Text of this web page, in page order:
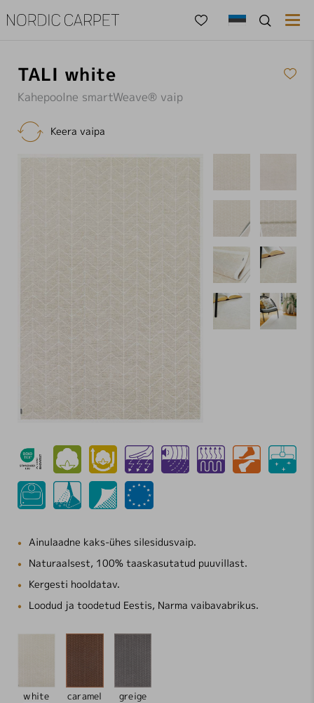

TALI white
Kahepoolne smartWeave® vaip
Keera vaipa

Ainulaadne kaks-ühes silesidusvaip.
Naturaalsest, 100% taaskasutatud puuvillast.
Kergesti hooldatav.
Loodud ja toodetud Eestis, Narma vaibavabrikus.
white caramel greige